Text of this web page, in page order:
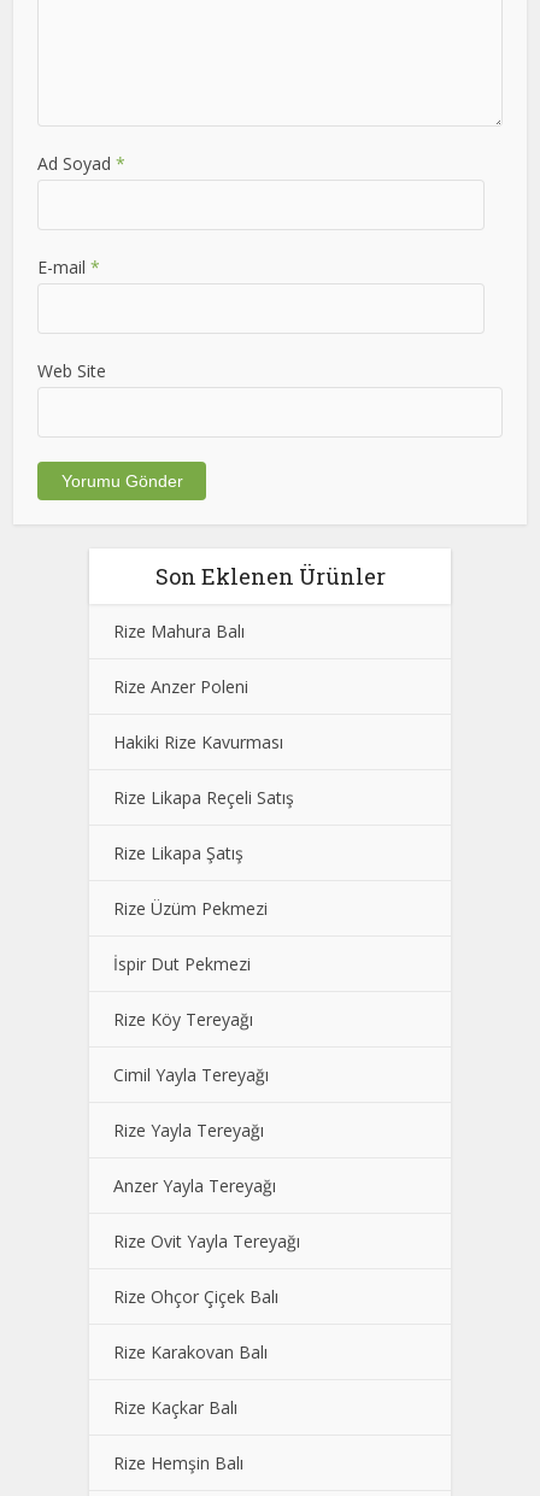
Ad Soyad*
E-mail*
Web Site
Son Eklenen Ürünler
Rize Mahura Balı
Rize Anzer Poleni
Hakiki Rize Kavurması
Rize Likapa Reçeli Satış
Rize Likapa Şatış
Rize Üzüm Pekmezi
İspir Dut Pekmezi
Rize Köy Tereyağı
Cimil Yayla Tereyağı
Rize Yayla Tereyağı
Anzer Yayla Tereyağı
Rize Ovit Yayla Tereyağı
Rize Ohçor Çiçek Balı
Rize Karakovan Balı
Rize Kaçkar Balı
Rize Hemşin Balı